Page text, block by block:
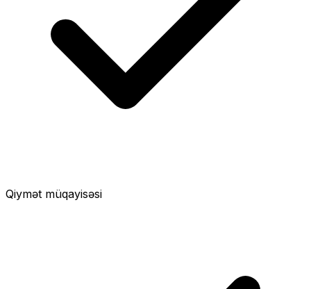
Qiymət müqayisəsi